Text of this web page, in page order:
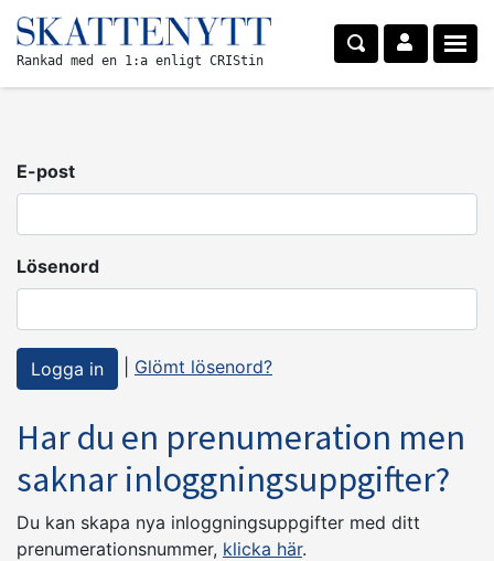
Rankad med en 1:a enligt CRIStin
E-post
Lösenord
Glömt lösenord?
Har du en prenumeration men
saknar inloggningsuppgifter?
Du kan skapa nya inloggningsuppgifter med ditt
prenumerationsnummer, klicka här.